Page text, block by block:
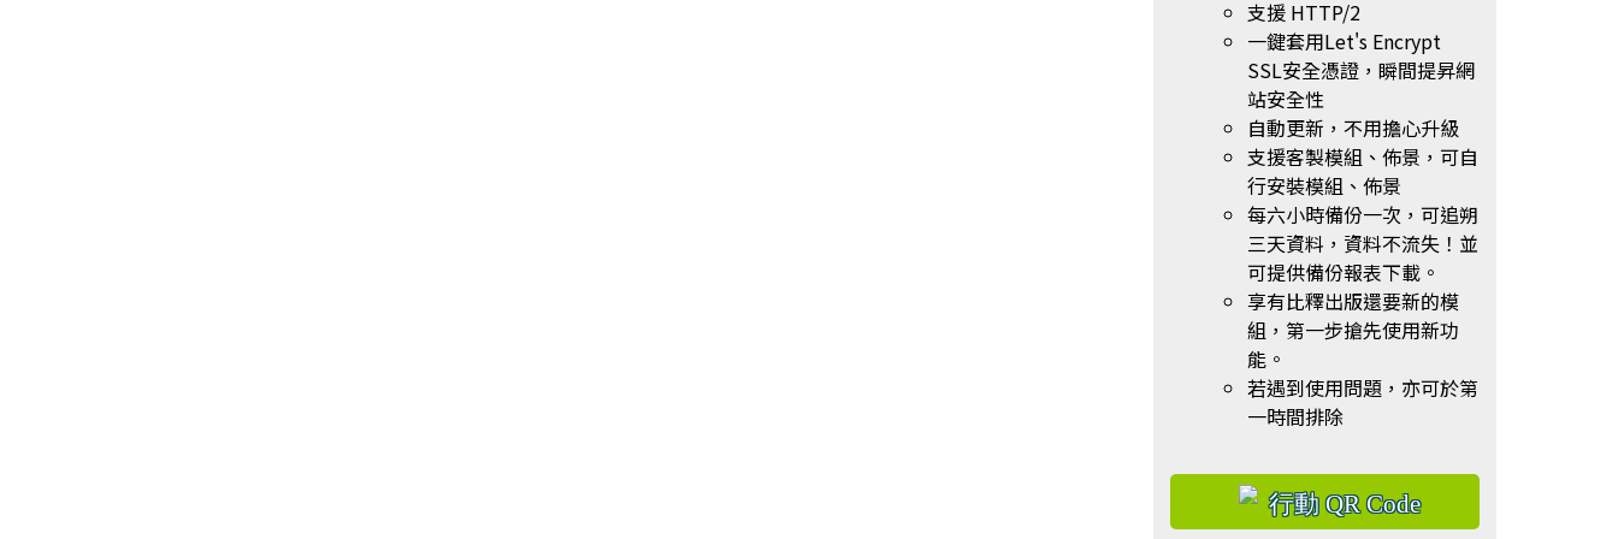
支援 HTTP/2
一鍵套用Let's Encrypt
SSL安全憑證，瞬間提昇網
站安全性
自動更新，不用擔心升級
支援客製模組、佈景，可自
行安裝模組、佈景
每六小時備份一次，可追朔
三天資料，資料不流失！並
可提供備份報表下載。
享有比釋出版還要新的模
組，第一步搶先使用新功
能。
若遇到使用問題，亦可於第
一時間排除